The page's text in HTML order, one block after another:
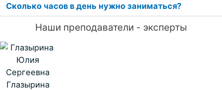
Сколько часов в день нужно заниматься?
Наши преподаватели - эксперты
Глазырина